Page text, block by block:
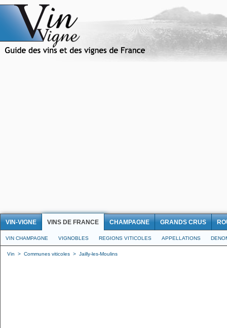
VIN-VIGNE VINS DE FRANCE CHAMPAGNE GRANDS CRUS
VIN CHAMPAGNE VIGNOBLES REGIONS VITICOLES APPELLATIONS
Vin > Communes viticoles > Jailly-les-Moulins